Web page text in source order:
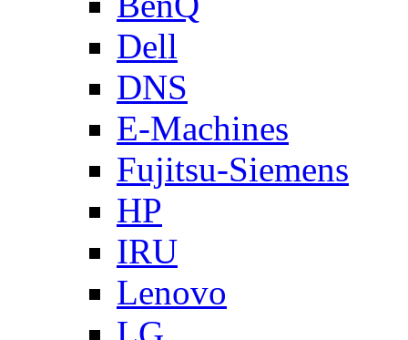
Dell
DNS
E-Machines
Fujitsu-Siemens
HP
IRU
Lenovo